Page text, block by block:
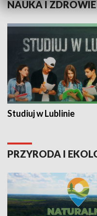
NAUKA I
Studiuj w Lublinie
PRZYRODA I